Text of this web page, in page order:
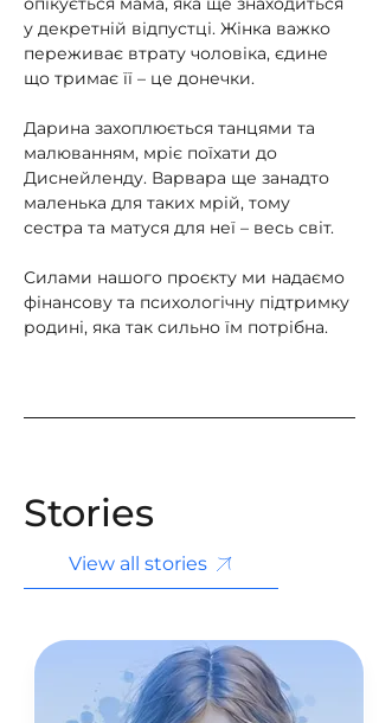
у декретній відпустці. Жінка важко
переживає втрату чоловіка, єдине
що тримає її – це донечки.
Дарина захоплюється танцями та
малюванням, мріє поїхати до
Диснейленду. Варвара ще занадто
маленька для таких мрій, тому
сестра та матуся для неї – весь світ.
Силами нашого проєкту ми надаємо
фінансову та психологічну підтримку
родині, яка так сильно їм потрібна.
Stories
View all stories